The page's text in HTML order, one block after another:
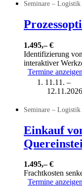
Seminare –
1.495,– €
Identifizierung
interaktiver
Termine anzeigen
11.11. –
12.11.2026
Seminare –
Einkauf
1.495,– €
Frachtkosten
Termine